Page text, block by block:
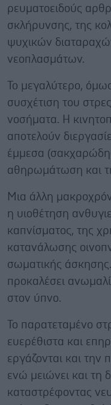
ρευματοειδούς
σκλήρυνσης, της
ψυχικών
νεοπλασμάτων.
Το μεγαλύτερο,
συσχέτιση του
νοσήματα. Η
αποτελούν
έμμεσα
αθηρωμάτωση και
Μια άλλη
η υιοθέτηση
καπνίσματος, της
κατανάλωσης
σωματικής
προκαλέσει
στον ύπνο.
Το παρατεταμένο
ευερέθιστα και
εργάζονται και την
ενώ μειώνει και τη
καταστρέφοντας